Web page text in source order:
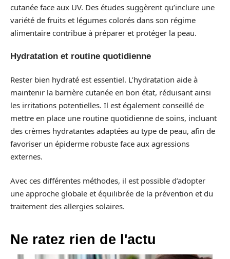
cutanée face aux UV. Des études suggèrent qu’inclure une
variété de fruits et légumes colorés dans son régime
alimentaire contribue à préparer et protéger la peau.
Hydratation et routine quotidienne
Rester bien hydraté est essentiel. L’hydratation aide à
maintenir la barrière cutanée en bon état, réduisant ainsi
les irritations potentielles. Il est également conseillé de
mettre en place une routine quotidienne de soins, incluant
des crèmes hydratantes adaptées au type de peau, afin de
favoriser un épiderme robuste face aux agressions
externes.
Avec ces différentes méthodes, il est possible d’adopter
une approche globale et équilibrée de la prévention et du
traitement des allergies solaires.
Ne ratez rien de l'actu